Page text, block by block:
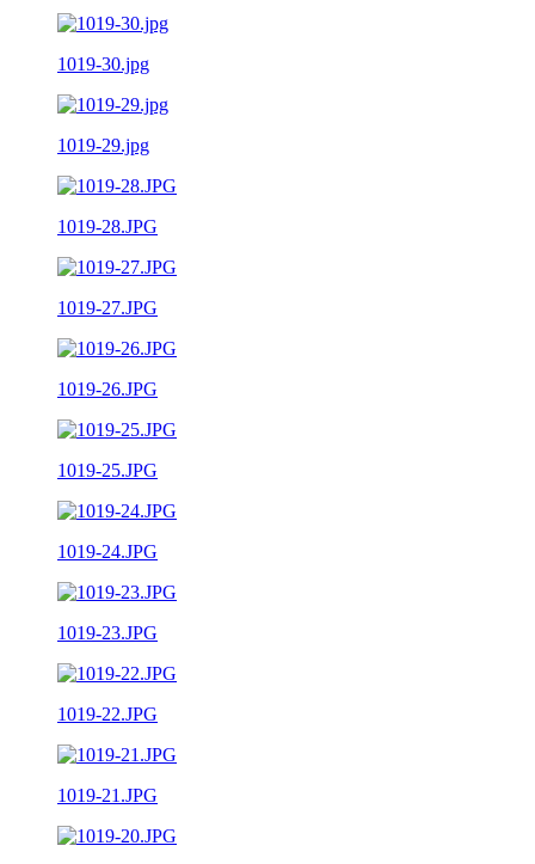
1019-30.jpg
1019-29.jpg
1019-28.JPG
1019-27.JPG
1019-26.JPG
1019-25.JPG
1019-24.JPG
1019-23.JPG
1019-22.JPG
1019-21.JPG